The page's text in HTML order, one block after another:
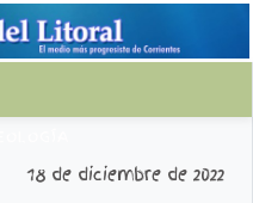
18 de diciembre de 2022